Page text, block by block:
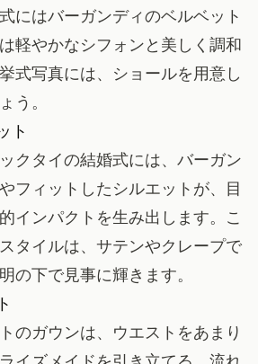
にはバーガンディのベルベット
軽やかなシフォンと美しく調和
式写真には、ショールを用意し
う。
ト
クタイの結婚式には、バーガン
フィットしたシルエットが、目
インパクトを生み出します。こ
タイルは、サテンやクレープで
の下で見事に輝きます。
のガウンは、ウエストをあまり